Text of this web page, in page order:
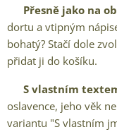
Přesně jako na
dortu a vtipným
bohatý? Stačí dole
přidat ji do košíku.
S vlastním
oslavence, jeho věk
variantu "S vlastním